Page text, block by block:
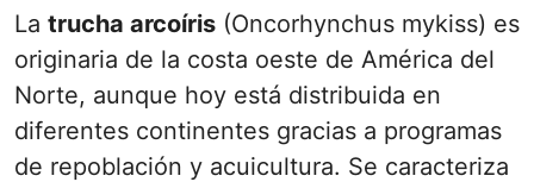
La trucha arcoíris (Oncorhynchus mykiss) es
originaria de la costa oeste de América del
Norte, aunque hoy está distribuida en
diferentes continentes gracias a programas
de repoblación y acuicultura. Se caracteriza